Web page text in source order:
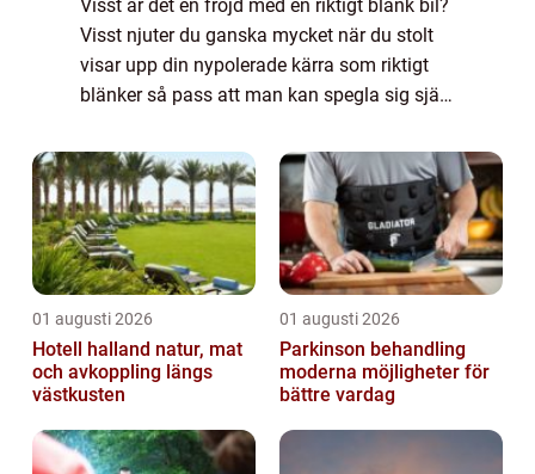
Visst är det en fröjd med en riktigt blank bil?
Visst njuter du ganska mycket när du stolt
visar upp din nypolerade kärra som riktigt
blänker så pass att man kan spegla sig själv
till sådant som bilar, ...
01 augusti 2026
Hotell halland natur, mat
och avkoppling längs
västkusten
01 augusti 2026
Parkinson behandling
moderna möjligheter för
bättre vardag